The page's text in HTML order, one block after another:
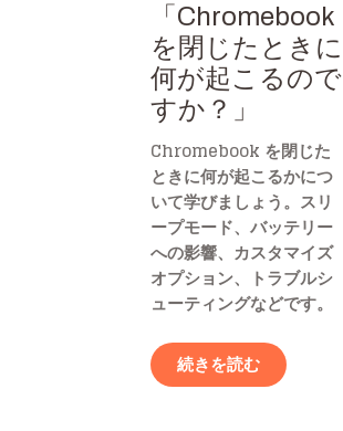
「Chromebook
を閉じたときに
何が起こるので
すか？」
Chromebook を閉じた
ときに何が起こるかにつ
いて学びましょう。スリ
ープモード、バッテリー
への影響、カスタマイズ
オプション、トラブルシ
ューティングなどです。
続きを読む